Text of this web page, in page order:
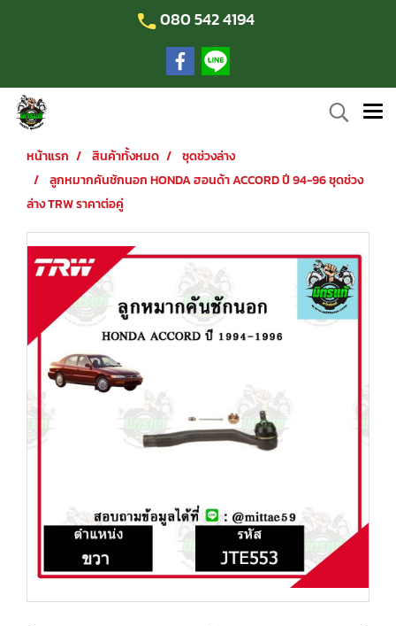
080 542 4194
หน้าแรก สินค้าทั้งหมด
ชุดช่วงล่าง
ลูกหมากคันชักนอก HONDA ฮอนด้า ACCORD ปี 94-96 ชุดช่วง
ล่าง TRW ราคาต่อคู่